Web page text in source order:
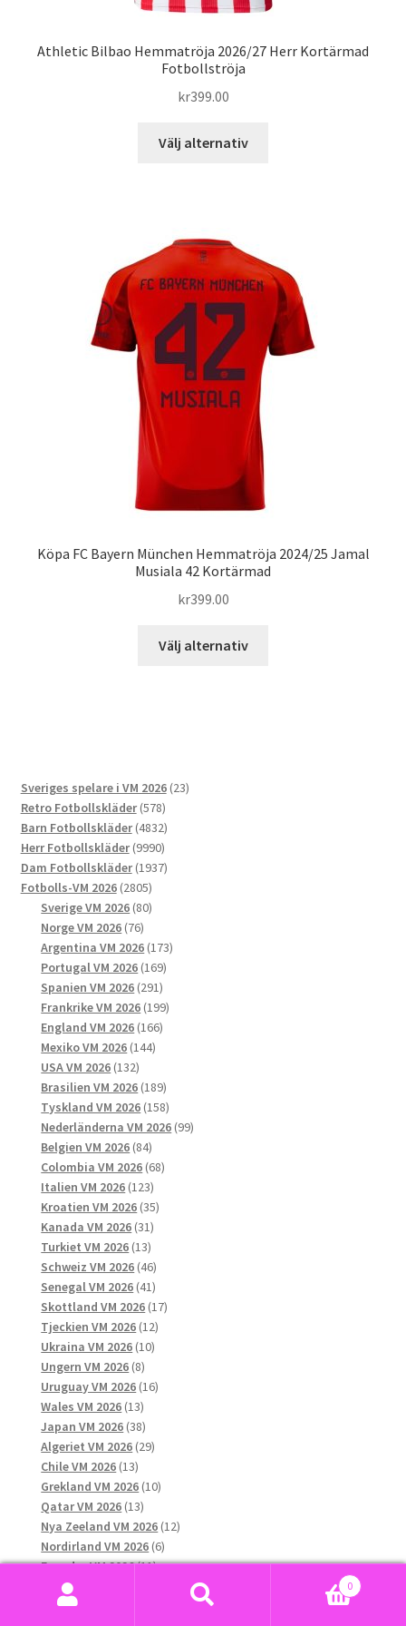
Athletic Bilbao Hemmatröja 2026/27 Herr Kortärmad
Fotbollströja
kr399.00
Välj alternativ
De
olika
alternativen
kan
väljas
Köpa FC Bayern München Hemmatröja 2024/25 Jamal
Musiala 42 Kortärmad
kr399.00
Välj alternativ
Sveriges spelare i VM 2026 2323
Retro Fotbollskläder 578578
produkter
Barn Fotbollskläder 48324832
produkter
Herr Fotbollskläder 99909990
produkter
Dam Fotbollskläder 19371937
Fotbolls-VM 2026 28052805
produkter
Sverige VM 2026 8080
Norge VM 2026 7676
produkter
Argentina VM 2026 173173
Portugal VM 2026 169169
Spanien VM 2026 291291
produkter
Frankrike VM 2026 199199
England VM 2026 166166
Mexiko VM 2026 144144
USA VM 2026 132132
produkter
Brasilien VM 2026 189189
produkter
Tyskland VM 2026 158158
produkter
Nederländerna VM 2026 9999
Belgien VM 2026 8484
produkter
Colombia VM 2026 6868
Italien VM 2026 123123
produkter
Kroatien VM 2026 3535
Kanada VM 2026 3131
produkter
Turkiet VM 2026 1313
produkter
Schweiz VM 2026 4646
produkter
Senegal VM 2026 4141
produkter
Skottland VM 2026 1717
Tjeckien VM 2026 1212
Ukraina VM 2026 1010
Ungern VM 2026 88
produkter
Uruguay VM 2026 1616
Wales VM 2026 1313
produkter
Japan VM 2026 3838
produkter
Algeriet VM 2026 2929
Chile VM 2026 1313
produkter
Grekland VM 2026 1010
Qatar VM 2026 1313
produkter
Nya Zeeland VM 2026 1212
Nordirland VM 2026 66
produkter
Ecuador VM 2026 1111
produkter
Paraguay VM 2026
produkter
Marocko VM 2026
0